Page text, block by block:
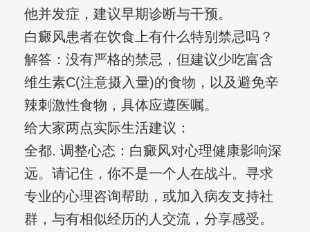
他并发症，建议早期诊断与干预。
白癜风患者在饮食上有什么特别禁忌吗？
解答：没有严格的禁忌，但建议少吃富含
维生素C(注意摄入量)的食物，以及避免辛
辣刺激性食物，具体应遵医嘱。
给大家两点实际生活建议：
全都. 调整心态：白癜风对心理健康影响深
远。请记住，你不是一个人在战斗。寻求
专业的心理咨询帮助，或加入病友支持社
群，与有相似经历的人交流，分享感受。